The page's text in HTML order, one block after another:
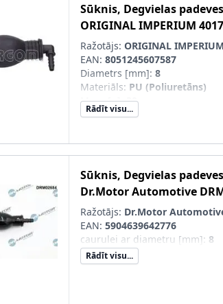
Sūknis, Degvielas
ORIGINAL IMPERIUM
Ražotājs: ORIGINAL IMPERIUM
EAN: 8051245607587
Diametrs [mm]: 8
Materiāls: PU (Poliuretāns)
Masa [g]:39
Pieslēguma īscaurules forma
Rādīt visu...
Sūknis, Degvielas
Dr.Motor Automotive
Ražotājs: Dr.Motor
EAN: 5904639642776
caurulei ar diametru [mm]: 8
Rādīt visu...